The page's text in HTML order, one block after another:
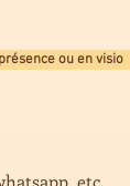
ou en visio
etc.